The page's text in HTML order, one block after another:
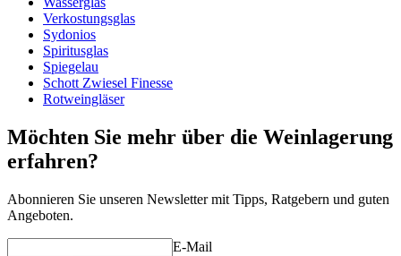
Die schönen Gläser sind aus Schott Zwiesels eigenem
Tritan®️ bleifreies Titankristallglas hergestellt, das
unübertroffene Haltbarkeit und Festigkeit gewährleistet.
Spülmaschinengeeignet.
Verkostungsglas
Sydonios
Spiritusglas
Spiegelau
Schott Zwiesel Finesse
Rotweingläser
Möchten Sie mehr über die Weinlagerung
erfahren?
Abonnieren Sie unseren Newsletter mit Tipps, Ratgebern und guten
Angeboten.
E-Mail